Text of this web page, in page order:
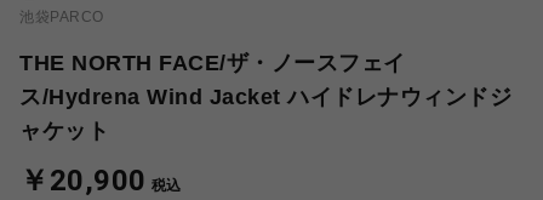
池袋PARCO
THE NORTH FACE/ザ・ノースフェイ
ス/Hydrena Wind Jacket ハイドレナウィンドジ
ャケット
￥20,900 税込